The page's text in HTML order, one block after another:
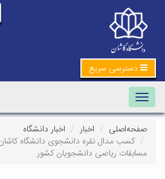
دسترسی سریع
Toggle navigation
صفحه‌اصلی اخبار
اخبار دانشگاه
کسب مدال نقره دانشجوی دانشگاه
مسابقات ریاضی دانشجویان کشور